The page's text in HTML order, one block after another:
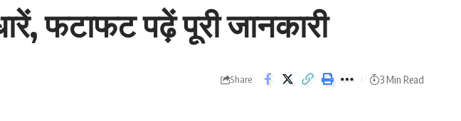
फटाफट पढ़ें पूरी जानकारी
Share 3 Min Read